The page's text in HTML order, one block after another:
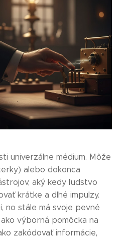
univerzálne médium. Môže
alebo dokonca
aký kedy ľudstvo
krátke a dlhé impulzy.
no stále má svoje pevné
výborná pomôcka na
zakódovať informácie,